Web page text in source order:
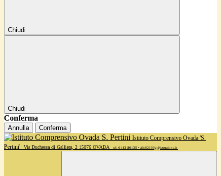
Chiudi
Chiudi
Conferma
Annulla Conferma
Istituto Comprensivo Ovada 'S.
Pertini'
Via Duchessa di Galliera, 2 15076 OVADA tel. 0143 80135 • alic82100g@istruzione.it